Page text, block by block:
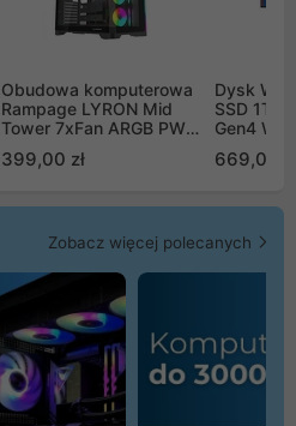
Obudowa komputerowa
Rampage LYRON Mid
Tower 7xFan ARGB PWM
399,00 zł
Dysk WD
SSD 1TB
Gen4
669,00
Zobacz więcej polecanych